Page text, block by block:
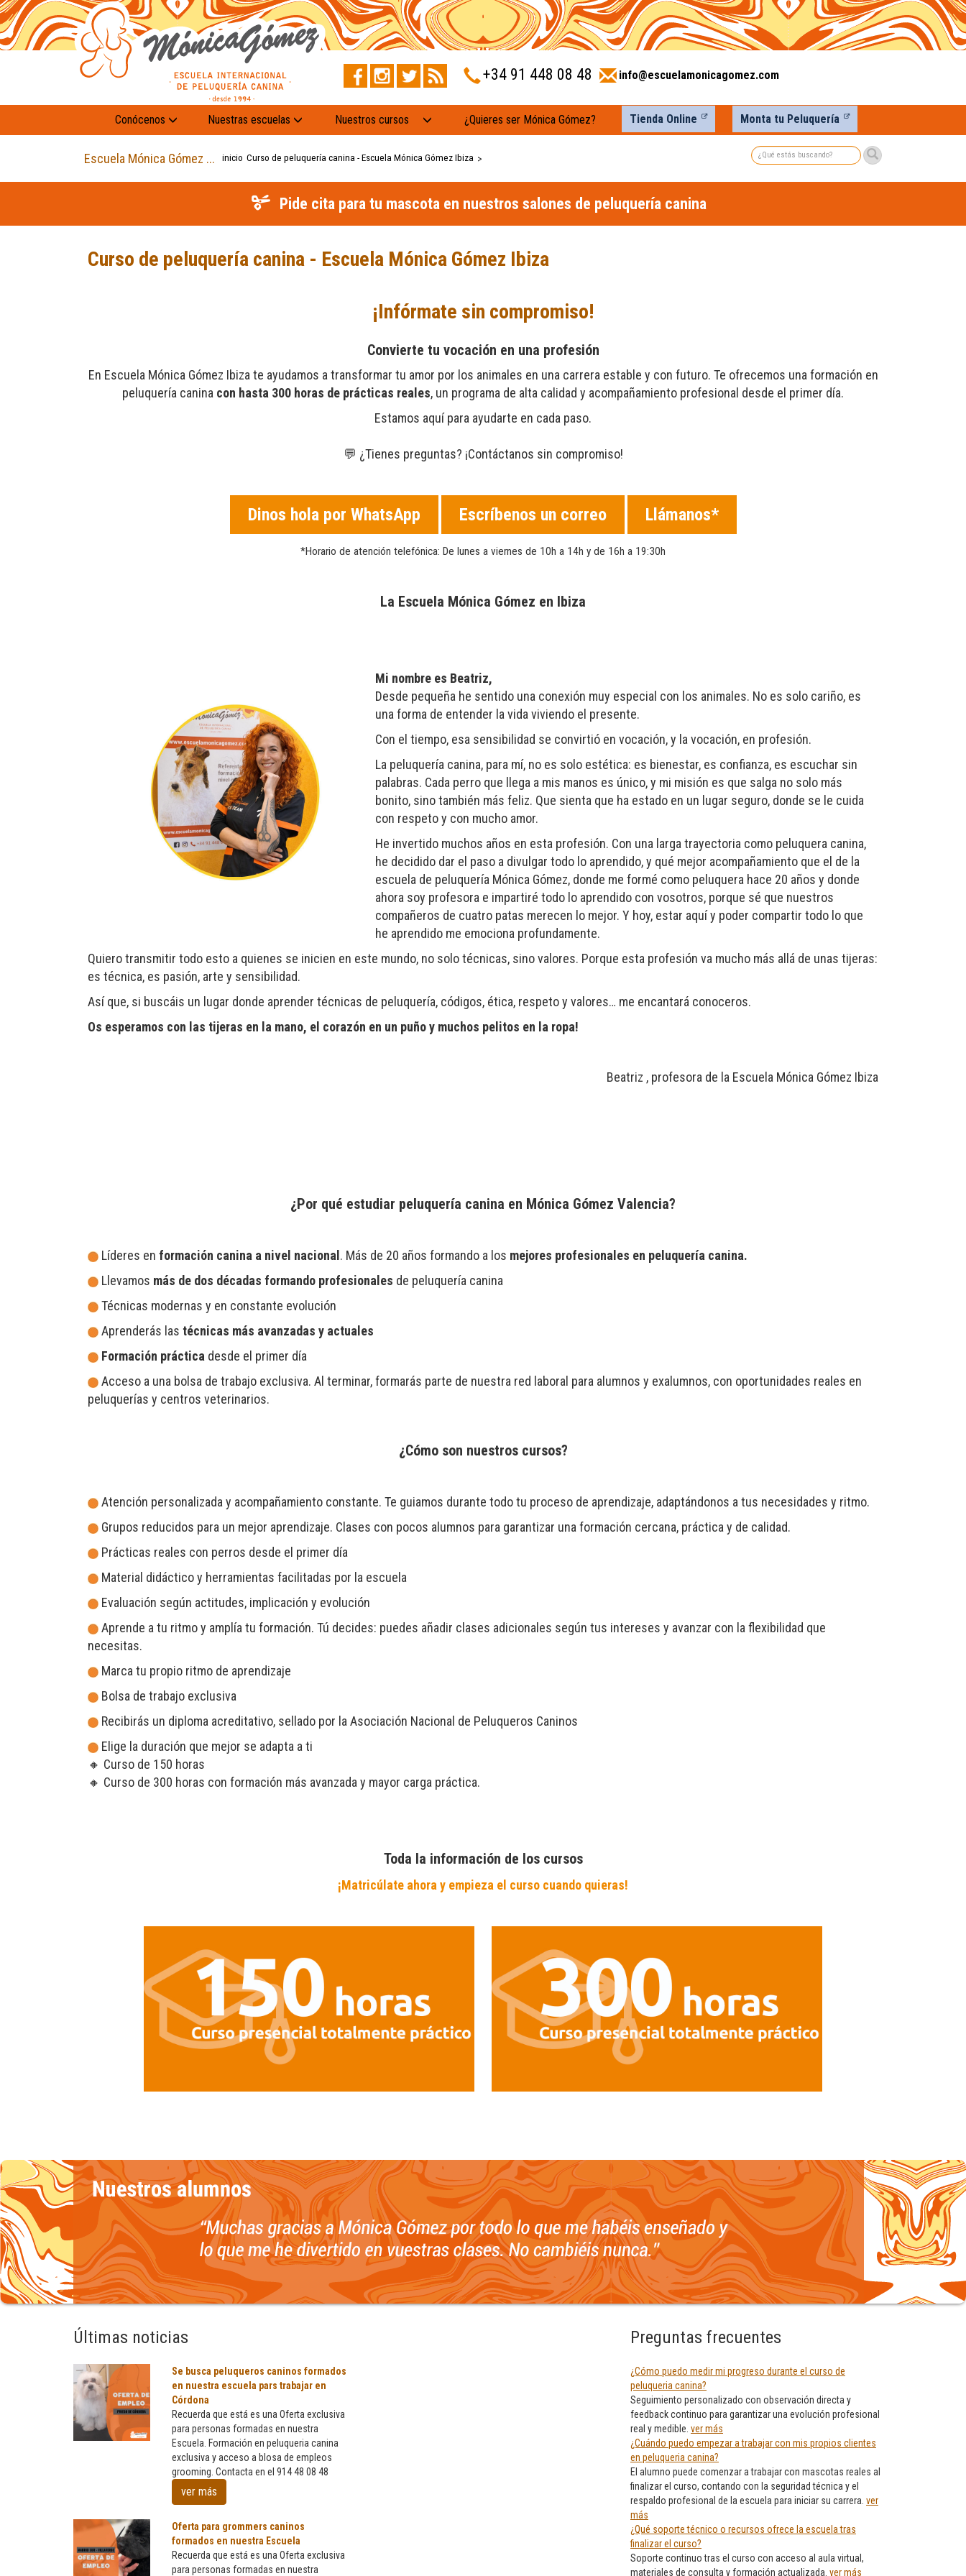
+34 91 448 08 48 info@escuelamonicagomez.com
Conócenos Nuestras escuelas Nuestros cursos ¿Quieres ser Mónica Gómez? Tienda Online Monta tu Peluquería
Escuela Mónica Gómez ... inicio >
Curso de peluquería canina - Escuela Mónica Gómez Ibiza Buscar
Pide cita para tu mascota en nuestros salones de peluquería canina
Curso de peluquería canina - Escuela Mónica Gómez Ibiza
¡Infórmate sin compromiso!
Convierte tu vocación en una profesión
En Escuela Mónica Gómez Ibiza te ayudamos a transformar tu amor por los animales en una carrera estable y con futuro. Te ofrecemos una formación en
peluquería canina con hasta 300 horas de prácticas reales, un programa de alta calidad y acompañamiento profesional desde el primer día.
Estamos aquí para ayudarte en cada paso.
💬 ¿Tienes preguntas? ¡Contáctanos sin compromiso!
Dinos hola por WhatsApp Escríbenos un correo Llámanos*
*Horario de atención telefónica: De lunes a viernes de 10h a 14h y de 16h a 19:30h
La Escuela Mónica Gómez en Ibiza
Mi nombre es Beatriz,
Desde pequeña he sentido una conexión muy especial con los animales. No es solo cariño, es
una forma de entender la vida viviendo el presente.
Con el tiempo, esa sensibilidad se convirtió en vocación, y la vocación, en profesión.
La peluquería canina, para mí, no es solo estética: es bienestar, es confianza, es escuchar sin
palabras. Cada perro que llega a mis manos es único, y mi misión es que salga no solo más
bonito, sino también más feliz. Que sienta que ha estado en un lugar seguro, donde se le cuida
con respeto y con mucho amor.
He invertido muchos años en esta profesión. Con una larga trayectoria como peluquera canina,
he decidido dar el paso a divulgar todo lo aprendido, y qué mejor acompañamiento que el de la
escuela de peluquería Mónica Gómez, donde me formé como peluquera hace 20 años y donde
ahora soy profesora e impartiré todo lo aprendido con vosotros, porque sé que nuestros
compañeros de cuatro patas merecen lo mejor. Y hoy, estar aquí y poder compartir todo lo que
he aprendido me emociona profundamente.
Quiero transmitir todo esto a quienes se inicien en este mundo, no solo técnicas, sino valores. Porque esta profesión va mucho más allá de unas tijeras:
es técnica, es pasión, arte y sensibilidad.
Así que, si buscáis un lugar donde aprender técnicas de peluquería, códigos, ética, respeto y valores… me encantará conoceros.
Os esperamos con las tijeras en la mano, el corazón en un puño y muchos pelitos en la ropa!
Beatriz , profesora de la Escuela Mónica Gómez Ibiza
¿Por qué estudiar peluquería canina en Mónica Gómez Valencia?
Líderes en formación canina a nivel nacional . Más de 20 años formando a los mejores profesionales en peluquería canina.
Llevamos más de dos décadas formando profesionales de peluquería canina
Técnicas modernas y en constante evolución
Aprenderás las técnicas más avanzadas y actuales
Formación práctica desde el primer día
Acceso a una bolsa de trabajo exclusiva. Al terminar, formarás parte de nuestra red laboral para alumnos y exalumnos, con oportunidades reales en
peluquerías y centros veterinarios.
¿Cómo son nuestros cursos?
Atención personalizada y acompañamiento constante. Te guiamos durante todo tu proceso de aprendizaje, adaptándonos a tus necesidades y ritmo.
Grupos reducidos para un mejor aprendizaje. Clases con pocos alumnos para garantizar una formación cercana, práctica y de calidad.
Prácticas reales con perros desde el primer día
Material didáctico y herramientas facilitadas por la escuela
Evaluación según actitudes, implicación y evolución
Aprende a tu ritmo y amplía tu formación. Tú decides: puedes añadir clases adicionales según tus intereses y avanzar con la flexibilidad que
necesitas.
Marca tu propio ritmo de aprendizaje
Bolsa de trabajo exclusiva
Recibirás un diploma acreditativo, sellado por la Asociación Nacional de Peluqueros Caninos
Elige la duración que mejor se adapta a ti
🔸 Curso de 150 horas
🔸 Curso de 300 horas con formación más avanzada y mayor carga práctica.
Toda la información de los cursos
¡Matricúlate ahora y empieza el curso cuando quieras!
Últimas noticias
en
nuestra
escuela
pars
Se busca peluqueros caninos formados
en nuestra escuela pars trabajar en
Córdona
Recuerda que está es una Oferta exclusiva
para personas formadas en nuestra
Escuela. Formación en peluqueria canina
exclusiva y acceso a blosa de empleos
grooming. Contacta en el 914 48 08 48
ver más
Oferta para grommers caninos
formados en nuestra Escuela
Recuerda que está es una Oferta exclusiva
para personas formadas en nuestra
Preguntas frecuentes
¿Cómo puedo medir mi progreso durante el curso de
peluqueria canina?
Seguimiento personalizado con observación directa y
feedback continuo para garantizar una evolución profesional
real y medible. ver más
¿Cuándo puedo empezar a trabajar con mis propios clientes
en peluqueria canina?
El alumno puede comenzar a trabajar con mascotas reales al
finalizar el curso, contando con la seguridad técnica y el
respaldo profesional de la escuela para iniciar su carrera. ver
más
¿Qué soporte técnico o recursos ofrece la escuela tras
finalizar el curso?
Soporte continuo tras el curso con acceso al aula virtual,
materiales de consulta y formación actualizada. ver más